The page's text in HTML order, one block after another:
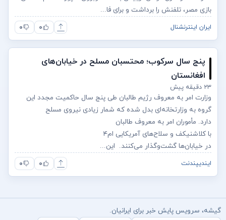
بازی مصر، تلفنش را برداشت و برای فا...
ایران اینترنشنال ۰ ۰
پنج سال سرکوب؛ محتسبان مسلح در خیابان‌های
افغانستان
۲۳ دقیقه پیش
وزارت امر به معروف رژیم طالبان طی پنج سال حاکمیت مجدد این
گروه به وزارتخانه‌ای بدل شده که شمار زیادی نیروی مسلح
دارد. مأموران امر به معروف طالبان
با کلاشنیکف و سلاح‌های آمریکایی ام‌۴
در خیابان‌ها گشت‌وگذار می‌کنند. این...
ایندیپندنت ۰ ۰
گیشه، سرویس پایش خبر برای ایرانیان.